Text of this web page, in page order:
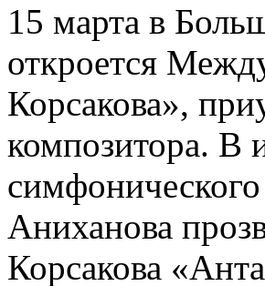
15 марта в
откроется
Корсакова»,
композитора. В
Аниханова
Корсакова